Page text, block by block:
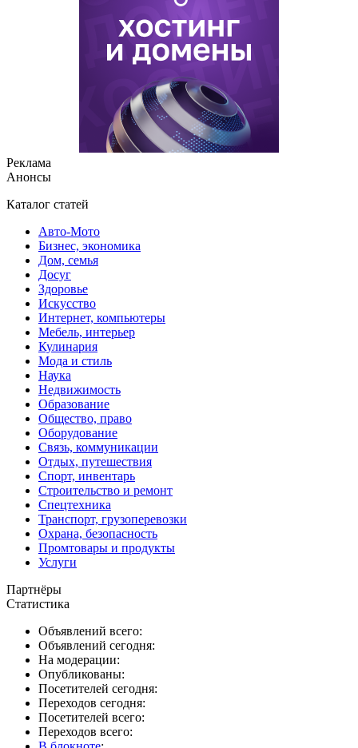
Реклама
Анонсы
Каталог статей
Авто-Мото
Бизнес, экономика
Дом, семья
Досуг
Здоровье
Искусство
Интернет, компьютеры
Мебель, интерьер
Кулинария
Мода и стиль
Наука
Недвижимость
Образование
Общество, право
Оборудование
Связь, коммуникации
Отдых, путешествия
Спорт, инвентарь
Строительство и ремонт
Спецтехника
Транспорт, грузоперевозки
Охрана, безопасность
Промтовары и продукты
Услуги
Партнёры
Статистика
Объявлений всего:
Объявлений сегодня:
На модерации:
Опубликованы:
Посетителей сегодня:
Переходов сегодня:
Посетителей всего:
Переходов всего: